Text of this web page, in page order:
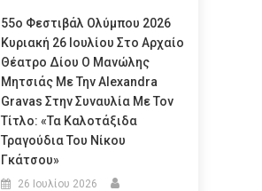
55ο Φεστιβάλ Ολύμπου 2026
Κυριακή 26 Ιουλίου Στο Αρχαίο
Θέατρο Δίου Ο Μανώλης
Μητσιάς Με Την Alexandra
Gravas Στην Συναυλία Με Τον
Τίτλο: «τα Καλοτάξιδα
Τραγούδια Του Νίκου
Γκάτσου»
26 Ιουλίου 2026